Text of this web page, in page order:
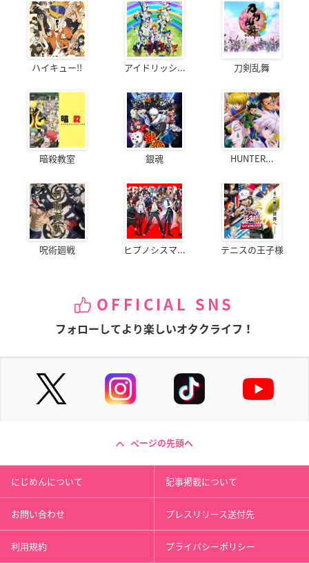
ハイキュー!! アイドリッシ... 刀剣乱舞
暗殺教室 銀魂 HUNTER...
呪術廻戦 ヒプノシスマ... テニスの王子様
OFFICIAL SNS
フォローしてより楽しいオタクライフ！
ページの先頭へ
にじめんについて 記事掲載について
お問い合わせ プレスリリース送付先
利用規約 プライバシーポリシー